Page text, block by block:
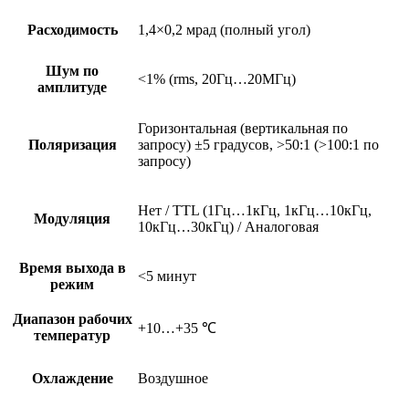
Расходимость 1,4×0,2 мрад (полный угол)
Шум по
амплитуде
<1% (rms, 20Гц…20МГц)
Поляризация
Горизонтальная (вертикальная по
запросу) ±5 градусов, >50:1 (>100:1 по
запросу)
Модуляция
Нет / TTL (1Гц…1кГц, 1кГц…10кГц,
10кГц…30кГц) / Аналоговая
Время выхода в
режим
<5 минут
Диапазон рабочих
температур
+10…+35 ℃
Охлаждение Воздушное